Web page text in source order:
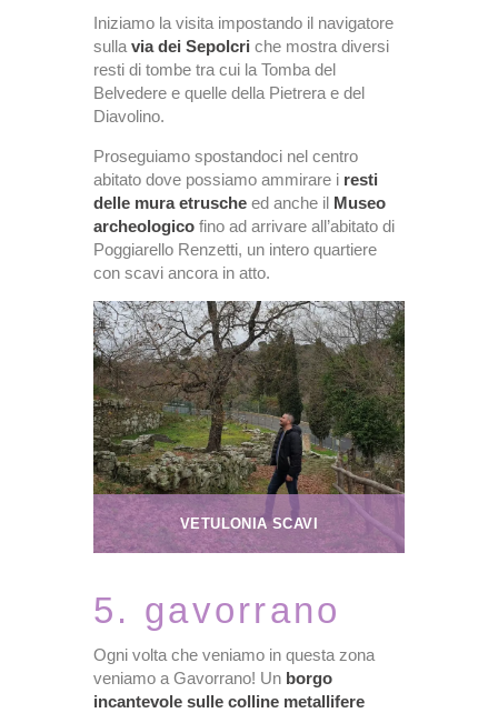
Iniziamo la visita impostando il navigatore
sulla via dei Sepolcri che mostra diversi
resti di tombe tra cui la Tomba del
Belvedere e quelle della Pietrera e del
Diavolino.
Proseguiamo spostandoci nel centro
abitato dove possiamo ammirare i resti
delle mura etrusche ed anche il Museo
archeologico fino ad arrivare all’abitato di
Poggiarello Renzetti, un intero quartiere
con scavi ancora in atto.
VETULONIA SCAVI
5. gavorrano
Ogni volta che veniamo in questa zona
veniamo a Gavorrano! Un borgo
incantevole sulle colline metallifere